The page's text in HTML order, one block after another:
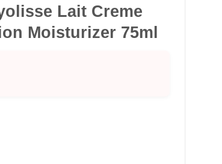
Lait Creme
Moisturizer 75ml